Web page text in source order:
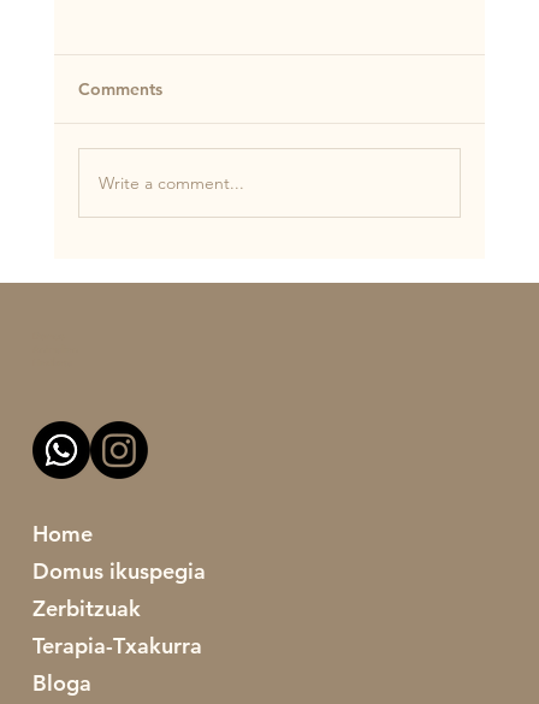
Comments
Write a comment...
Home
Domus ikuspegia
Zerbitzuak
Terapia-Txakurra
Bloga